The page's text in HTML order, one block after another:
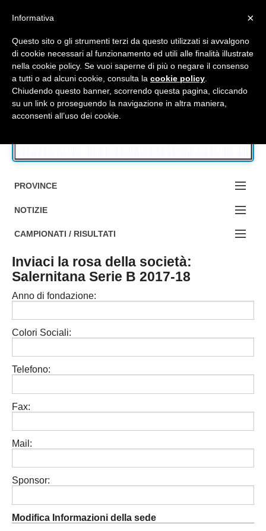
Accedi / Registrati
Contattaci
PROVINCE
EDIZIONE:
BOLOGNA
MODENA
PARMA
PIACENZA
Carica la tua Rosa
NOTIZIE
NOTIZIE:
MA DA BO ?1?
SERIE D
PROMOZIONE
PRIMA
TERZA
CAMPIONATI / RISULTATI
Campionati e Risultati:
Inviaci la rosa della società:
Salernitana Serie B 2017-18
Anno di fondazione:
Colori Sociali:
Telefono:
Fax:
Mail:
Sponsor:
Modifica Informazioni della sede
×
Informativa
Questo sito o gli strumenti terzi da questo utilizzati si avvalgono
di cookie necessari al funzionamento ed utili alle finalità illustrate
nella cookie policy. Se vuoi saperne di più o negare il consenso
a tutti o ad alcuni cookie, consulta la cookie policy
Chiudendo questo banner, scorrendo questa pagina, cliccando
su un link o proseguendo la navigazione in altra maniera,
acconsenti all’uso dei cookie.